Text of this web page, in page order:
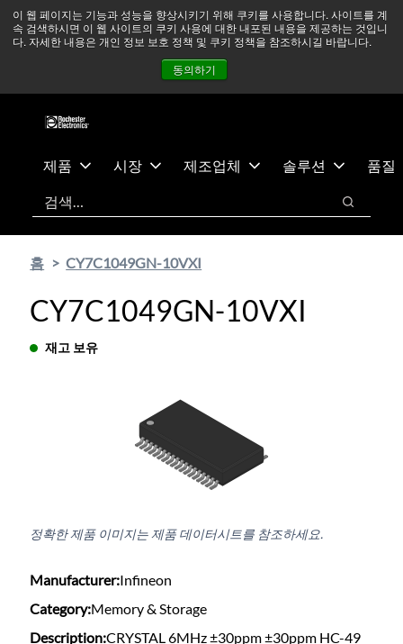
이 웹 페이지는 기능과 성능을 향상시키기 위해 쿠키를 사용합니다. 사이트를 계
속 검색하시면 이 웹 사이트의 쿠키 사용에 대한 내포된 내용을 제공하는 것입니
다. 자세한 내용은 개인 정보 보호 정책 및 쿠키 정책을 참조하시길 바랍니다.
동의하기
츠
건
중동 지역 상황을 지속적으로 주시하고 있으며, 모든 서비스는
정상적으로 운영되고 있습니다. 더 읽어보기 →
뉴스
문의하기
제품 시장 제조업체 솔루션
품질
검색
검색
홈 CY7C1049GN-10VXI
CY7C1049GN-10VXI
재고 보유
정확한 제품 이미지는 제품 데이터시트를 참조하세요.
Manufacturer:Infineon
Category:Memory & Storage
Description:CRYSTAL 6MHz ±30ppm ±30ppm HC-49